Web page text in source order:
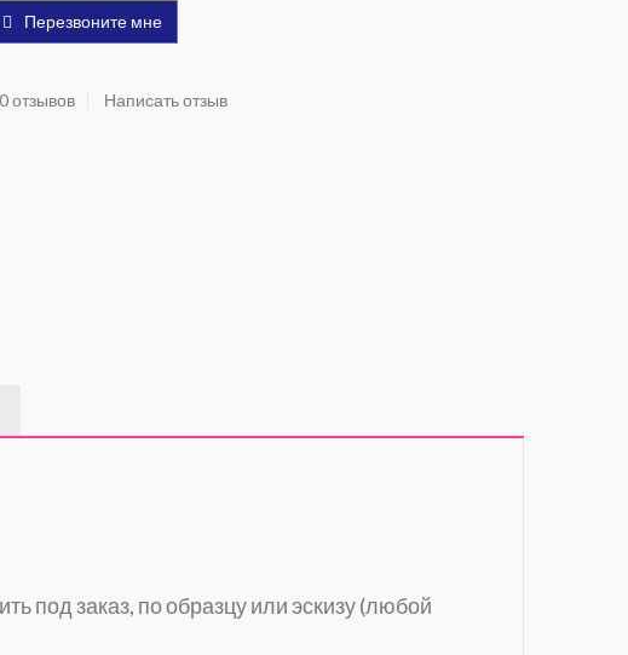
Перезвоните мне
0 отзывов Написать отзыв
под заказ, по образцу или эскизу (любой